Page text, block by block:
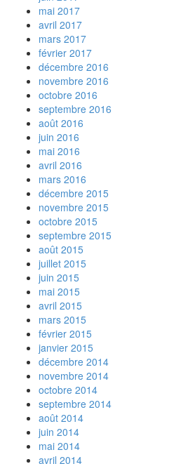
mai 2017
avril 2017
mars 2017
février 2017
décembre 2016
novembre 2016
octobre 2016
septembre 2016
août 2016
juin 2016
mai 2016
avril 2016
mars 2016
décembre 2015
novembre 2015
octobre 2015
septembre 2015
août 2015
juillet 2015
juin 2015
mai 2015
avril 2015
mars 2015
février 2015
janvier 2015
décembre 2014
novembre 2014
octobre 2014
septembre 2014
août 2014
juin 2014
mai 2014
avril 2014